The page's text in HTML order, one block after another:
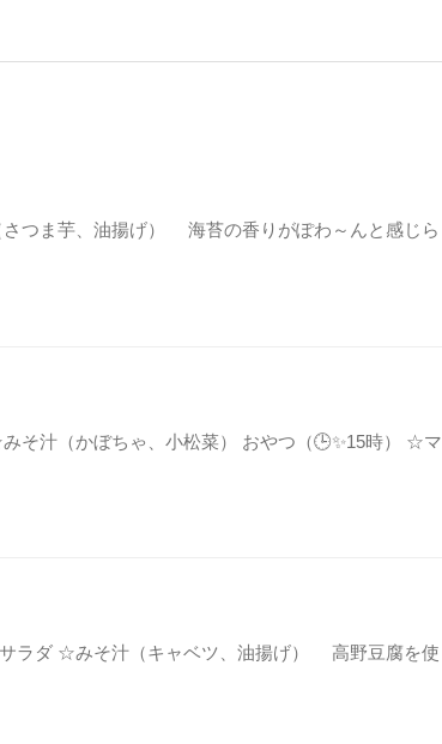
つま芋、油揚げ） 海苔の香りがぽわ～んと感じら
汁（かぼちゃ、小松菜） おやつ（🕒✨15時） ☆マ
ラダ ☆みそ汁（キャベツ、油揚げ） 高野豆腐を使